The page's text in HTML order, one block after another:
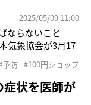
2025/05/09 11:00
ならないこと
気象協会が3月17
、カビ掃除が大変
予防 #100円ショップ
状を医師が